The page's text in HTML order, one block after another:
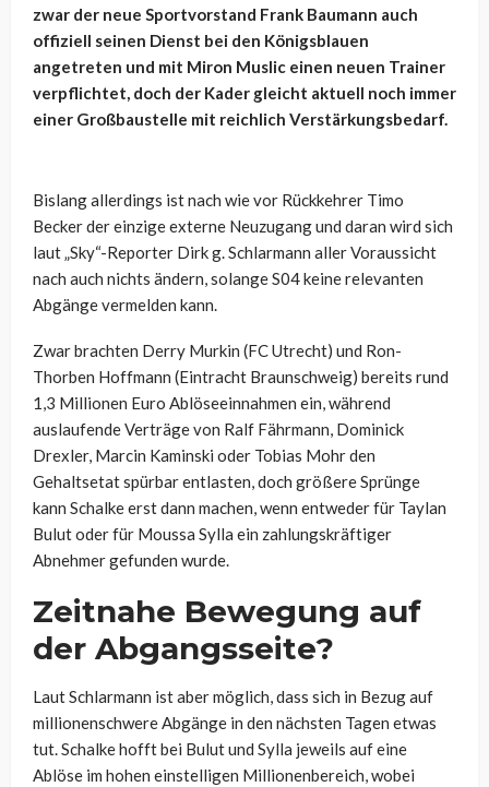
zwar der neue Sportvorstand Frank Baumann auch
offiziell seinen Dienst bei den Königsblauen
angetreten und mit Miron Muslic einen neuen Trainer
verpflichtet, doch der Kader gleicht aktuell noch immer
einer Großbaustelle mit reichlich Verstärkungsbedarf.
Bislang allerdings ist nach wie vor Rückkehrer Timo
Becker der einzige externe Neuzugang und daran wird sich
laut „Sky“-Reporter Dirk g. Schlarmann aller Voraussicht
nach auch nichts ändern, solange S04 keine relevanten
Abgänge vermelden kann.
Zwar brachten Derry Murkin (FC Utrecht) und Ron-
Thorben Hoffmann (Eintracht Braunschweig) bereits rund
1,3 Millionen Euro Ablöseeinnahmen ein, während
auslaufende Verträge von Ralf Fährmann, Dominick
Drexler, Marcin Kaminski oder Tobias Mohr den
Gehaltsetat spürbar entlasten, doch größere Sprünge
kann Schalke erst dann machen, wenn entweder für Taylan
Bulut oder für Moussa Sylla ein zahlungskräftiger
Abnehmer gefunden wurde.
Zeitnahe Bewegung auf
der Abgangsseite?
Laut Schlarmann ist aber möglich, dass sich in Bezug auf
millionenschwere Abgänge in den nächsten Tagen etwas
tut. Schalke hofft bei Bulut und Sylla jeweils auf eine
Ablöse im hohen einstelligen Millionenbereich, wobei